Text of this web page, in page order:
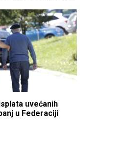
uvećanih
u Federaciji